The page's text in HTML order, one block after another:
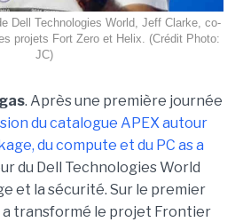
Dell Technologies World, Jeff Clarke, co-
projets Fort Zero et Helix. (Crédit Photo:
JC)
. Après une première journée
du catalogue APEX autour
du compute et du PC as a
du Dell Technologies World
et la sécurité. Sur le premier
a transformé le projet Frontier